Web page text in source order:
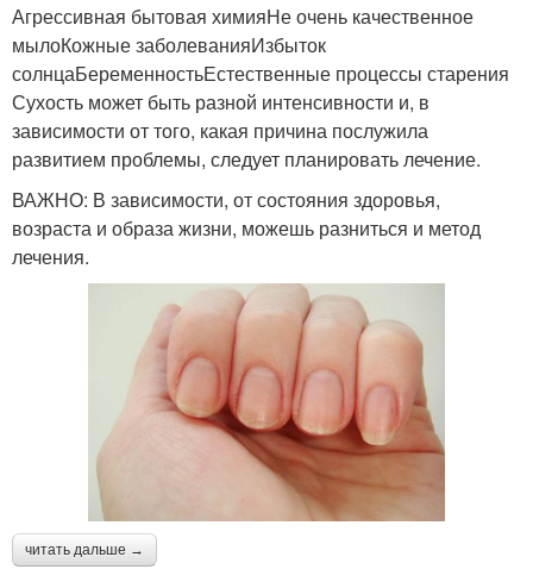
Агрессивная бытовая химияНе очень качественное
мылоКожные заболеванияИзбыток
солнцаБеременностьЕстественные процессы старения
Сухость может быть разной интенсивности и, в
зависимости от того, какая причина послужила
развитием проблемы, следует планировать лечение.
ВАЖНО: В зависимости, от состояния здоровья,
возраста и образа жизни, можешь разниться и метод
лечения.
читать дальше →